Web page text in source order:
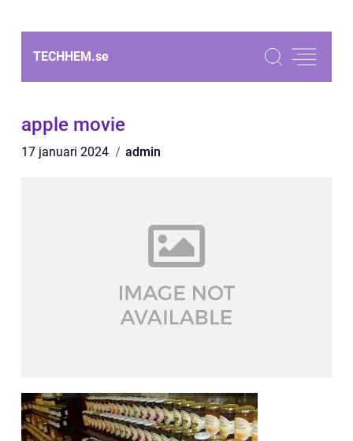
TECHHEM.se
apple movie
17 januari 2024 admin